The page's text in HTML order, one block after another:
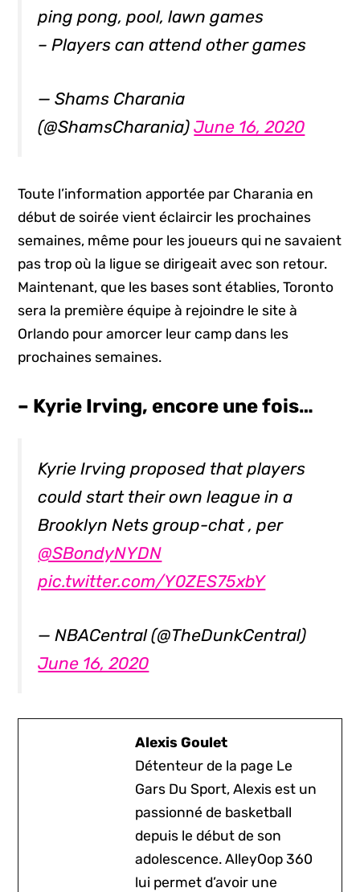
ping pong, pool, lawn games
– Players can attend other games
— Shams Charania
(@ShamsCharania)June 16, 2020
Toute l’information apportée par Charania en
début de soirée vient éclaircir les prochaines
semaines, même pour les joueurs qui ne savaient
pas trop où la ligue se dirigeait avec son retour.
Maintenant, que les bases sont établies, Toronto
sera la première équipe à rejoindre le site à
Orlando pour amorcer leur camp dans les
prochaines semaines.
– Kyrie Irving, encore une fois…
Kyrie Irving proposed that players
could start their own league in a
Brooklyn Nets group-chat , per
@SBondyNYDN
pic.twitter.com/Y0ZES75xbY
— NBACentral (@TheDunkCentral)
June 16, 2020
Alexis Goulet
Détenteur de la page Le
Gars Du Sport, Alexis est un
passionné de basketball
depuis le début de son
adolescence. AlleyOop 360
lui permet d’avoir une